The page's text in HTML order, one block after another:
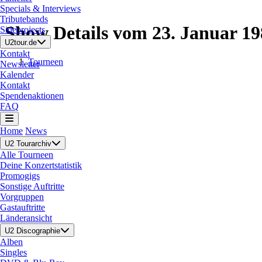
Specials & Interviews
Tributebands
Sideprojects
U2tour.de
Kontakt
Newsletter
Kalender
Kontakt
Spendenaktionen
FAQ
Home News
U2 Tourarchiv
Alle Tourneen
Deine Konzertstatistik
Promogigs
Sonstige Auftritte
Vorgruppen
Gastauftritte
Länderansicht
U2 Discographie
Alben
Singles
Show Details vom 23. Januar
Tourneen